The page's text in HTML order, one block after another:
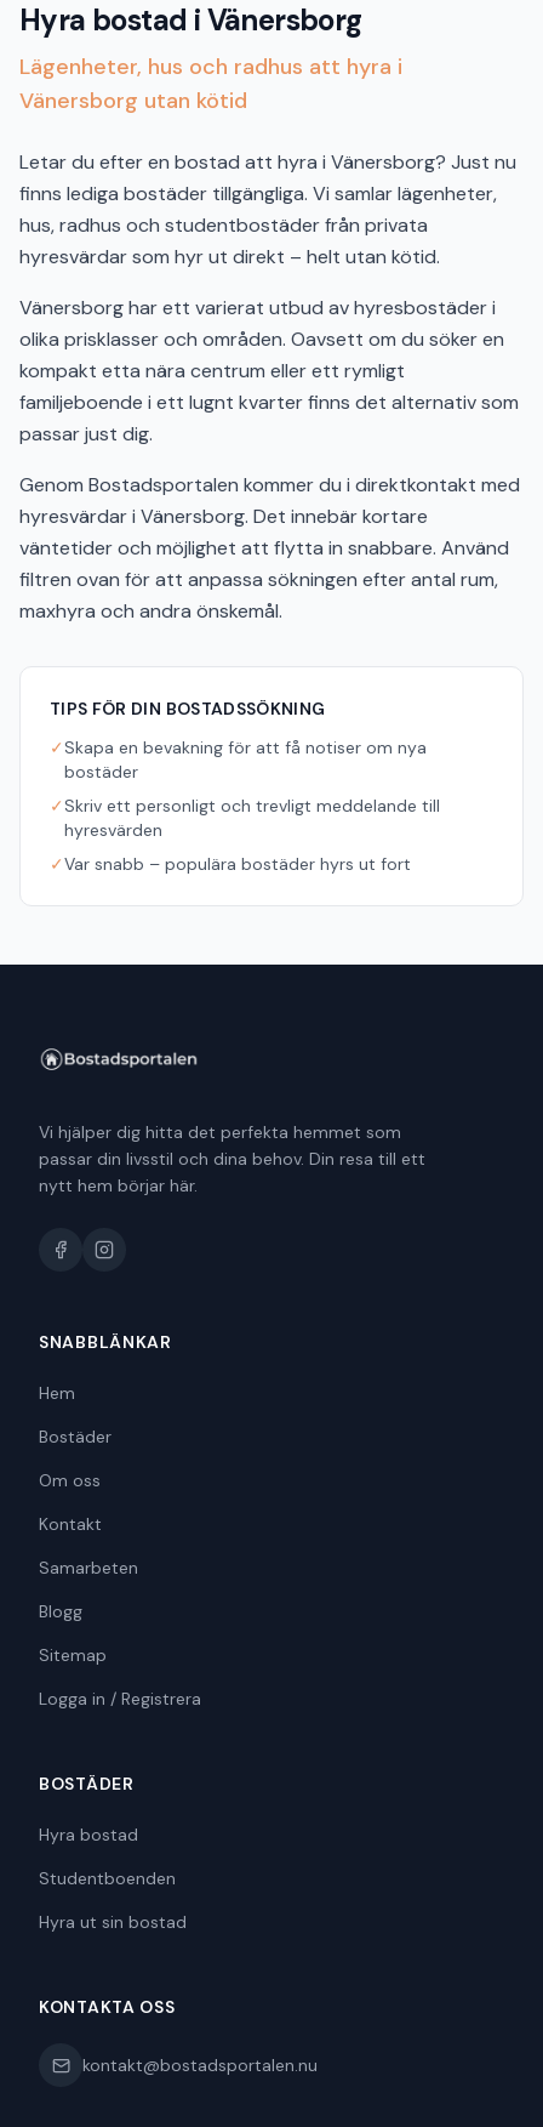
Hyra bostad i Vänersborg
Lägenheter, hus och radhus att hyra i
Vänersborg utan kötid
Letar du efter en bostad att hyra i Vänersborg? Just nu
finns lediga bostäder tillgängliga. Vi samlar lägenheter,
hus, radhus och studentbostäder från privata
hyresvärdar som hyr ut direkt – helt utan kötid.
Vänersborg har ett varierat utbud av hyresbostäder i
olika prisklasser och områden. Oavsett om du söker en
kompakt etta nära centrum eller ett rymligt
familjeboende i ett lugnt kvarter finns det alternativ som
passar just dig.
Genom Bostadsportalen kommer du i direktkontakt med
hyresvärdar i Vänersborg. Det innebär kortare
väntetider och möjlighet att flytta in snabbare. Använd
filtren ovan för att anpassa sökningen efter antal rum,
maxhyra och andra önskemål.
TIPS FÖR DIN BOSTADSSÖKNING
✓Skapa en bevakning för att få notiser om nya
bostäder
✓Skriv ett personligt och trevligt meddelande till
hyresvärden
✓Var snabb – populära bostäder hyrs ut fort
Vi hjälper dig hitta det perfekta hemmet som
passar din livsstil och dina behov. Din resa till ett
nytt hem börjar här.
SNABBLÄNKAR
Hem
Bostäder
Om oss
Kontakt
Samarbeten
Blogg
Sitemap
Logga in / Registrera
BOSTÄDER
Hyra bostad
Studentboenden
Hyra ut sin bostad
KONTAKTA OSS
kontakt@bostadsportalen.nu